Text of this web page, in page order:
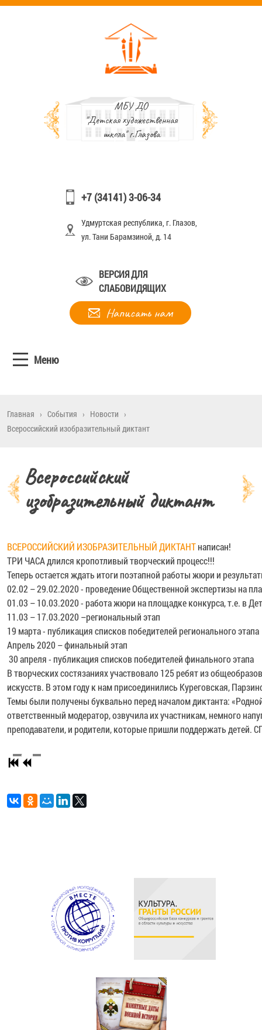
МБУ ДО
"Детская художественная
школа" г.Глазова
+7 (34141) 3-06-34
Удмуртская республика, г. Глазов,
ул. Тани Барамзиной, д. 14
ВЕРСИЯ ДЛЯ
СЛАБОВИДЯЩИХ
Написать нам
Меню
Главная › События › Новости ›
Всероссийский изобразительный диктант
Всероссийский
изобразительный диктант
ВСЕРОССИЙСКИЙ ИЗОБРАЗИТЕЛЬНЫЙ ДИКТАНТнаписан!
ТРИ ЧАСА длился кропотливый творческий процесс!!!
Теперь остается ждать итоги поэтапной работы жюри и
02.02 – 29.02.2020 - проведение Общественной экспертизы на
01.03 – 10.03.2020 - работа жюри на площадке конкурса, т.е. в
11.03 – 17.03.2020 –региональный этап
19 марта - публикация списков победителей регионального этапа
Апрель 2020 – финальный этап
30 апреля - публикация списков победителей финального этапа
В творческих состязаниях участвовало 125 ребят из
искусств. В этом году к нам присоединились Куреговская,
Темы были получены буквально перед началом диктанта:
ответственный модератор, озвучила их участникам, немного
преподаватели, и родители, которые пришли поддержать детей.